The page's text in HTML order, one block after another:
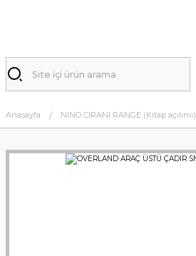
Anasayfa NINO CIRANI RANGE (Kitap açılımı)